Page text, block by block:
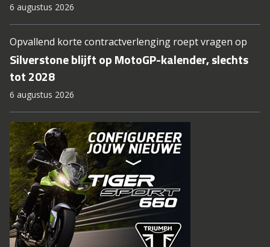
6 augustus 2026
Opvallend korte contractverlenging roept vragen op
Silverstone blijft op MotoGP-kalender, slechts
tot 2028
6 augustus 2026